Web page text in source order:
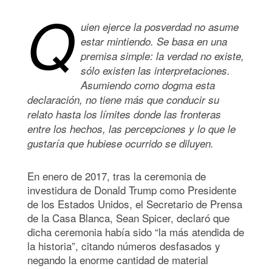
Q uien ejerce la posverdad no asume
estar mintiendo. Se basa en una
premisa simple: la verdad no existe,
sólo existen las interpretaciones.
Asumiendo como dogma esta
declaración, no tiene más que conducir su
relato hasta los límites donde las fronteras
entre los hechos, las percepciones y lo que le
gustaría que hubiese ocurrido se diluyen.
En enero de 2017, tras la ceremonia de
investidura de Donald Trump como Presidente
de los Estados Unidos, el Secretario de Prensa
de la Casa Blanca, Sean Spicer, declaró que
dicha ceremonia había sido “la más atendida de
la historia”, citando números desfasados y
negando la enorme cantidad de material